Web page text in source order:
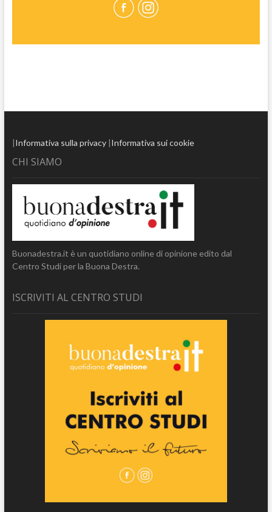
|Informativa sulla privacy|Informativa sui cookie
CHI SIAMO
Buonadestra.it è un quotidiano online di opinione edito dal
Centro Studi per la Buona Destra.
ISCRIVITI AL CENTRO STUDI